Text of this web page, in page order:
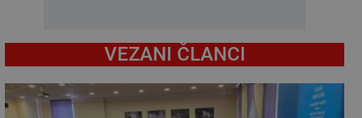
VEZANI ČLANCI